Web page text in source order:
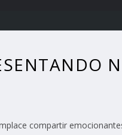
compartir